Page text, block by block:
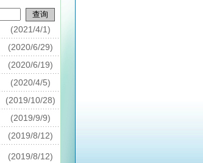
(2021/4/1)
(2020/6/29)
(2020/6/19)
(2020/4/5)
(2019/10/28)
(2019/9/9)
(2019/8/12)
(2019/8/12)